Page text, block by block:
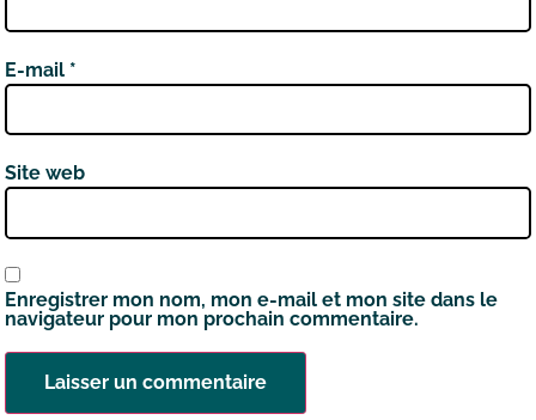
E-mail *
Site web
Enregistrer mon nom, mon e-mail et mon site dans le
navigateur pour mon prochain commentaire.